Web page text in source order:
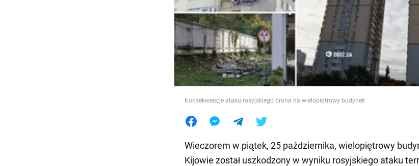
Jedzenie
Konsekwencje ataku rosyjskiego drona na wielopiętrowy budynek
Wieczorem w piątek, 25 października, wielopiętrowy
Kijowie został uszkodzony w wyniku rosyjskiego ataku